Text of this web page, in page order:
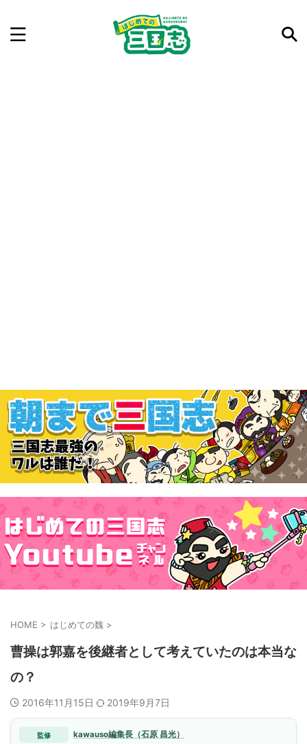
HOME > はじめての魏 >
曹操は郭嘉を後継者として考えていたのは本当な
の？
2016年11月15日 2019年9月7日
監修 kawauso編集長（石原 昌光）